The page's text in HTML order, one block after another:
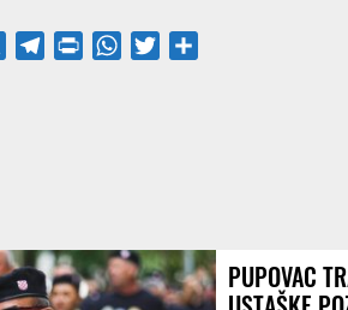
TelegramPrintFriendly
WhatsApp
Twitter
PUPOVAC